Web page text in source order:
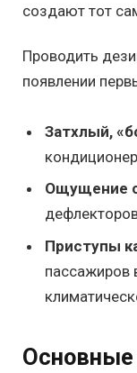
создают тот
Проводить
появлении
Затхлый,
Ощущение
Приступы
пассажиров